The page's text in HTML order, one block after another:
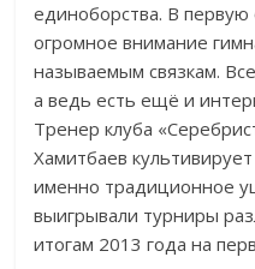
единоборства. В
огромное внимание
называемым связкам.
а ведь есть ещё и
Тренер клуба
Хамитбаев
именно традиционное
выигрывали турниры
итогам 2013 года на